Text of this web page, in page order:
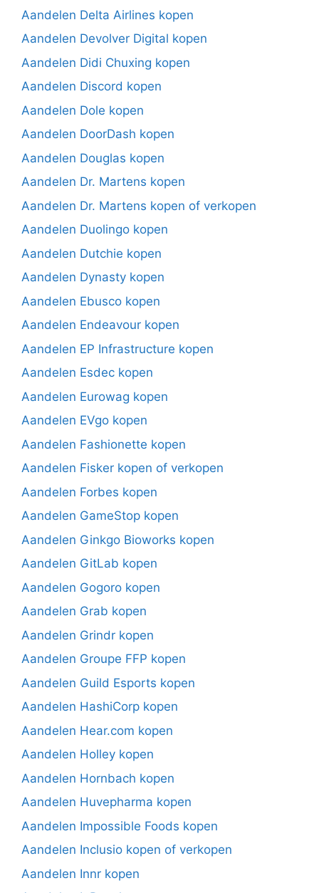
Aandelen Delta Airlines kopen
Aandelen Devolver Digital kopen
Aandelen Didi Chuxing kopen
Aandelen Discord kopen
Aandelen Dole kopen
Aandelen DoorDash kopen
Aandelen Douglas kopen
Aandelen Dr. Martens kopen
Aandelen Dr. Martens kopen of verkopen
Aandelen Duolingo kopen
Aandelen Dutchie kopen
Aandelen Dynasty kopen
Aandelen Ebusco kopen
Aandelen Endeavour kopen
Aandelen EP Infrastructure kopen
Aandelen Esdec kopen
Aandelen Eurowag kopen
Aandelen EVgo kopen
Aandelen Fashionette kopen
Aandelen Fisker kopen of verkopen
Aandelen Forbes kopen
Aandelen GameStop kopen
Aandelen Ginkgo Bioworks kopen
Aandelen GitLab kopen
Aandelen Gogoro kopen
Aandelen Grab kopen
Aandelen Grindr kopen
Aandelen Groupe FFP kopen
Aandelen Guild Esports kopen
Aandelen HashiCorp kopen
Aandelen Hear.com kopen
Aandelen Holley kopen
Aandelen Hornbach kopen
Aandelen Huvepharma kopen
Aandelen Impossible Foods kopen
Aandelen Inclusio kopen of verkopen
Aandelen Innr kopen